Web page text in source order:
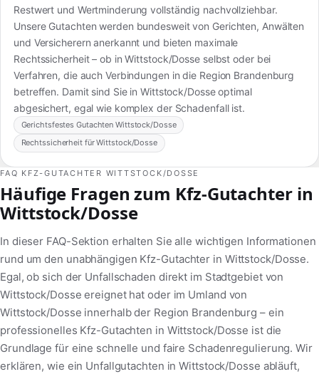
Restwert und Wertminderung vollständig nachvollziehbar.
Unsere Gutachten werden bundesweit von Gerichten, Anwälten
und Versicherern anerkannt und bieten maximale
Rechtssicherheit – ob in Wittstock/Dosse selbst oder bei
Verfahren, die auch Verbindungen in die Region Brandenburg
betreffen. Damit sind Sie in Wittstock/Dosse optimal
abgesichert, egal wie komplex der Schadenfall ist.
Gerichtsfestes Gutachten Wittstock/Dosse
Rechtssicherheit für Wittstock/Dosse
FAQ KFZ-GUTACHTER WITTSTOCK/DOSSE
Häufige Fragen zum Kfz-Gutachter in
Wittstock/Dosse
In dieser FAQ-Sektion erhalten Sie alle wichtigen Informationen
rund um den unabhängigen Kfz-Gutachter in Wittstock/Dosse.
Egal, ob sich der Unfallschaden direkt im Stadtgebiet von
Wittstock/Dosse ereignet hat oder im Umland von
Wittstock/Dosse innerhalb der Region Brandenburg – ein
professionelles Kfz-Gutachten in Wittstock/Dosse ist die
Grundlage für eine schnelle und faire Schadenregulierung. Wir
erklären, wie ein Unfallgutachten in Wittstock/Dosse abläuft,